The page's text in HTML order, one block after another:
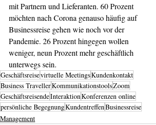
mit Partnern und Lieferanten. 60 Prozent
möchten nach Corona genauso häufig auf
Businessreise gehen wie noch vor der
Pandemie. 26 Prozent hingegen wollen
weniger, neun Prozent mehr geschäftlich
unterwegs sein.
Geschäftsreisevirtuelle MeetingsKundenkontakt
Business TravellerKommunikationstoolsZoom
GeschäftsreisendeInteraktionKonferenzen online
persönliche BegegnungKundentreffenBusinessreise
Management